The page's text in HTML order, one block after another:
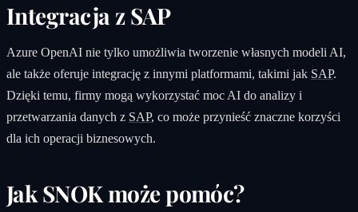
Integracja z SAP
Azure OpenAI nie tylko umożliwia tworzenie własnych modeli AI,
ale także oferuje integrację z innymi platformami, takimi jak SAP.
Dzięki temu, firmy mogą wykorzystać moc AI do analizy i
przetwarzania danych z SAP, co może przynieść znaczne korzyści
dla ich operacji biznesowych.
Jak SNOK może pomóc?